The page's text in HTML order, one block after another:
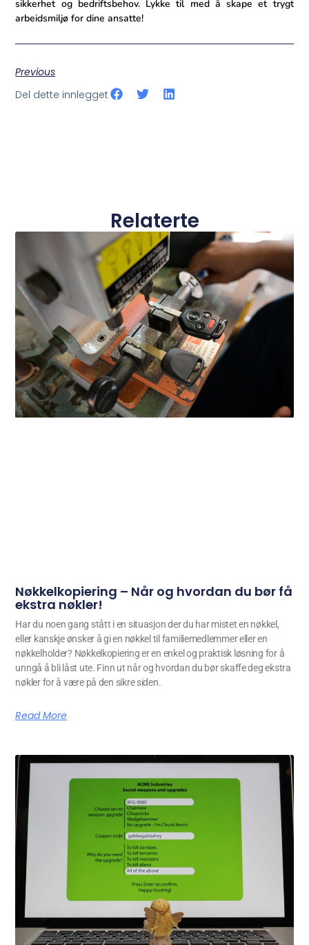
sikkerhet og bedriftsbehov. Lykke til med å skape et trygt​
arbeidsmiljø for ⁣dine ansatte!
Previous
Del dette innlegget
Relaterte
Nøkkelkopiering – Når og hvordan du bør få
ekstra nøkler!
Har du noen gang stått i en situasjon der du har mistet en nøkkel,
eller kanskje ønsker å gi en nøkkel til familiemedlemmer eller en
nøkkelholder? Nøkkelkopiering er en enkel og praktisk løsning for å
unngå å bli låst ute. Finn ut når og hvordan du bør skaffe deg ekstra
nøkler for å være på den sikre siden.
Read More